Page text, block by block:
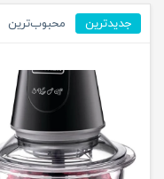
جدیدترین محبوب‌ترین